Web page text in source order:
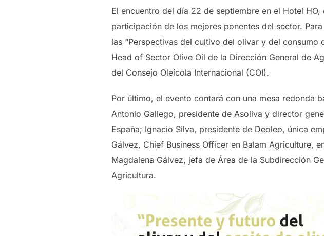
El encuentro del día 22 de septiembre en el Hotel
participación de los mejores ponentes del sector.
las “Perspectivas del cultivo del olivar y del
Head of Sector Olive Oil de la Dirección General de
del Consejo Oleícola Internacional (COI).
Por último, el evento contará con una mesa redonda
Antonio Gallego, presidente de Asoliva y director
España; Ignacio Silva, presidente de Deoleo, única
Gálvez, Chief Business Officer en Balam Agriculture,
Magdalena Gálvez, jefa de Área de la Subdirección
Agricultura.